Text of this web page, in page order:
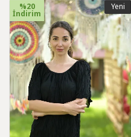
Yeni
%20
İndirim